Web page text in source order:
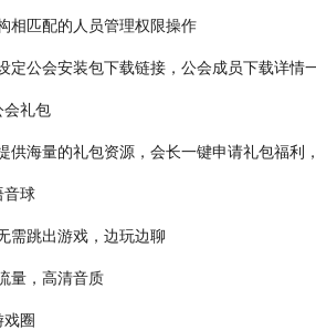
匹配的人员管理权限操作
公会安装包下载链接，公会成员下载详情
礼包
海量的礼包资源，会长一键申请礼包福利
球
跳出游戏，边玩边聊
，高清音质
圈